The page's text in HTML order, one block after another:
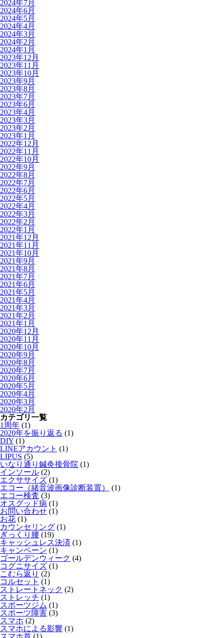
2024年7月
2024年6月
2024年5月
2024年4月
2024年3月
2024年2月
2024年1月
2023年12月
2023年11月
2023年10月
2023年9月
2023年8月
2023年7月
2023年6月
2023年4月
2023年3月
2023年2月
2023年1月
2022年12月
2022年11月
2022年10月
2022年9月
2022年8月
2022年7月
2022年6月
2022年5月
2022年4月
2022年3月
2022年2月
2022年1月
2021年12月
2021年11月
2021年10月
2021年9月
2021年8月
2021年7月
2021年6月
2021年5月
2021年4月
2021年3月
2021年2月
2021年1月
2020年12月
2020年11月
2020年10月
2020年9月
2020年8月
2020年7月
2020年6月
2020年5月
2020年4月
2020年3月
2020年2月
カテゴリ一覧
1周年 (1)
2020年を振り返る (1)
DIY (1)
LINEアカウント (1)
LIPUS (5)
いなり通り鍼灸接骨院 (1)
インソール (2)
エクササイズ (1)
エコー（緒音波画像診断装置）
(1)
エコー検査 (3)
オスグッド病 (1)
お問い合わせ (1)
お花 (1)
カウンセリング (1)
ぎっくり腰 (19)
キャッシュレス決済 (1)
キャンペーン (1)
ゴールデンウィーク (4)
コグニサイズ (1)
こむら返り (2)
コルセット (1)
ストレートネック (2)
ストレッチ (1)
スポーツジム (1)
スポーツ障害 (3)
スマホ (2)
スマホによる影響 (1)
スマホ首 (1)